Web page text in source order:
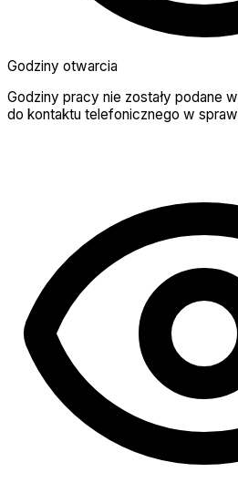
Godziny otwarcia
Godziny pracy nie zostały podane
do kontaktu telefonicznego w